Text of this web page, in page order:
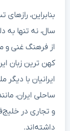
سال، نه تنها به
از فرهنگ غنی و
کهن ترین زبان
ایرانیان با
ساحلی ایران،
و تجاری در
داشته‌اند.